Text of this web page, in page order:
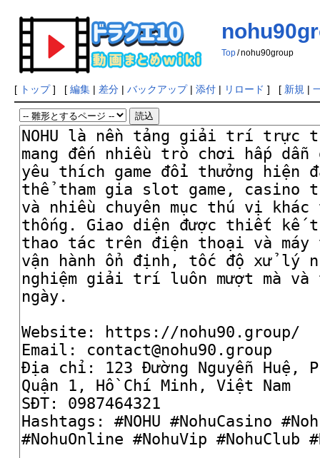
Top /nohu90group
[ トップ] [ 編集| 差分| バックアップ| 添付| リロード ] [ 新規 |